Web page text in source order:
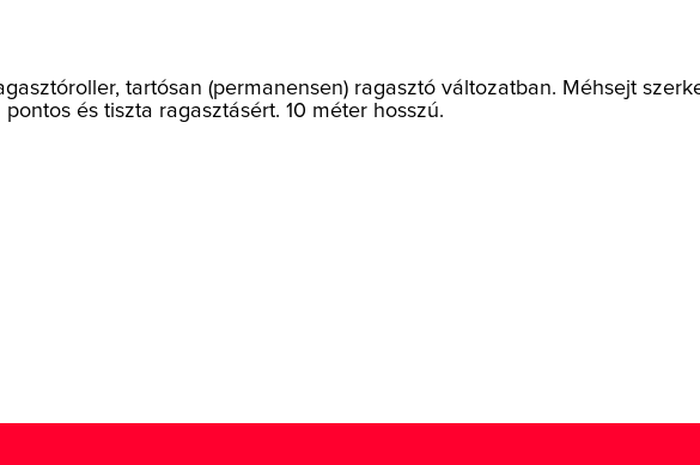
tartósan (permanensen) ragasztó változatban. Méhsejt
és tiszta ragasztásért. 10 méter hosszú.